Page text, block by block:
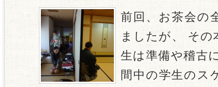
前回、お茶会の
ましたが、 そ
生は準備や稽古
間中の学生のス